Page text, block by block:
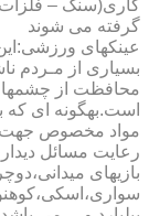
کاری(سنگ –
گرفته می شوند
عینکهای
بسیاری از مـردم
محافظت از چشمها
است.به­گونه ای
مواد مخصوص جهت
رعایت مسائل
بازیهای